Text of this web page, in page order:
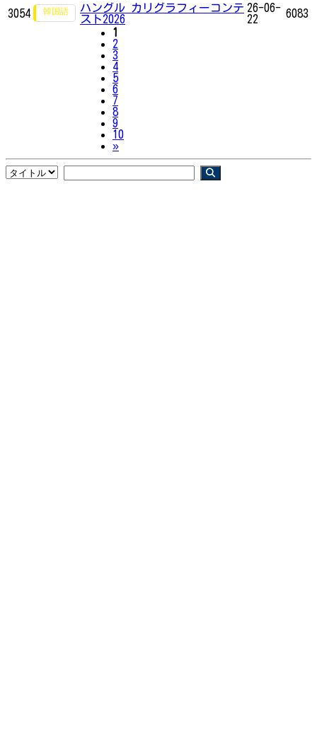
3054
ハングル カリグラフィーコンテ
スト2026
26-06-
22
6083
1
2
3
4
5
6
7
8
9
10
»Next